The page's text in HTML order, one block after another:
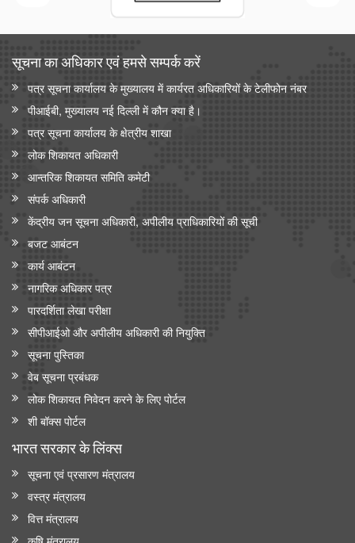
सूचना का अधिकार एवं हमसे सम्‍पर्क करें
पत्र सूचना कार्यालय के मुख्यालय में कार्यरत अधिकारियों के टेलीफोन नंबर
पीआईबी, मुख्यालय नई दिल्ली में कौन क्या है।
पत्र सूचना कार्यालय के क्षेत्रीय शाखा
लोक शिकायत अधिकारी
आन्‍तरिक शिकायत समिति कमेटी
संपर्क अधिकारी
केंद्रीय जन सूचना अधिकारी, अपीलीय प्राधिकारियों की सूची
बजट आबंटन
कार्य आबंटन
नागरिक अधिकार पत्र
पारदर्शिता लेखा परीक्षा
सीपीआईओ और अपी‍लीय अधिकारी की नियुक्ति
सूचना पुस्तिका
वेब सूचना प्रबंधक
लोक शिकायत निवेदन करने के लिए पोर्टल
शी बॉक्स पोर्टल
भारत सरकार के लिंक्‍स
सूचना एवं प्रसारण मंत्रालय
वस्त्र मंत्रालय
वित्त मंत्रालय